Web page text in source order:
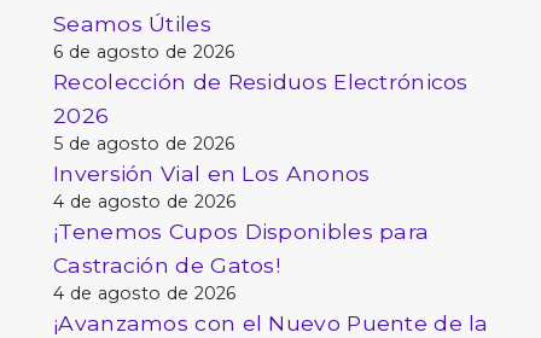
Seamos Útiles
6 de agosto de 2026
Recolección de Residuos Electrónicos
2026
5 de agosto de 2026
Inversión Vial en Los Anonos
4 de agosto de 2026
¡Tenemos Cupos Disponibles para
Castración de Gatos!
4 de agosto de 2026
¡Avanzamos con el Nuevo Puente de la